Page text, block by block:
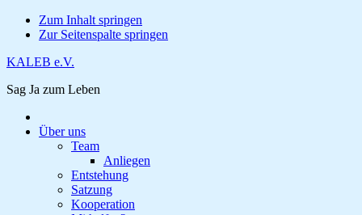
Zum Inhalt springen
Zur Seitenspalte springen
KALEB e.V.
Sag Ja zum Leben
Über uns
Team
Anliegen
Entstehung
Satzung
Kooperation